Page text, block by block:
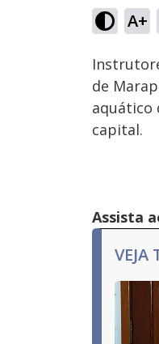
A+
de
aquático
capital.
Assista
VEJA